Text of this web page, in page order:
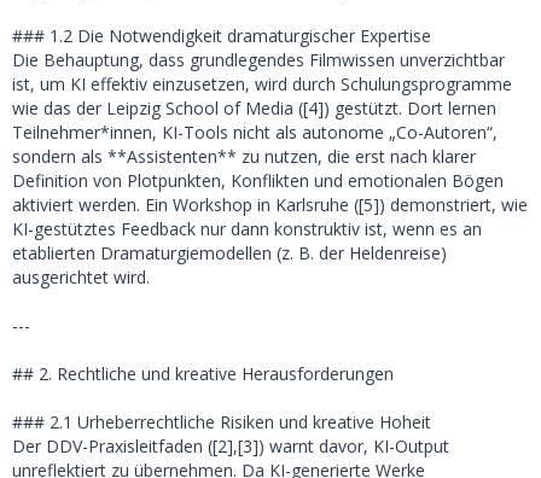
### 1.2 Die Notwendigkeit dramaturgischer Expertise
Die Behauptung, dass grundlegendes Filmwissen unverzichtbar
ist, um KI effektiv einzusetzen, wird durch Schulungsprogramme
wie das der Leipzig School of Media ([4]) gestützt. Dort lernen
Teilnehmer*innen, KI-Tools nicht als autonome „Co-Autoren“,
sondern als **Assistenten** zu nutzen, die erst nach klarer
Definition von Plotpunkten, Konflikten und emotionalen Bögen
aktiviert werden. Ein Workshop in Karlsruhe ([5]) demonstriert, wie
KI-gestütztes Feedback nur dann konstruktiv ist, wenn es an
etablierten Dramaturgiemodellen (z. B. der Heldenreise)
ausgerichtet wird.
---
## 2. Rechtliche und kreative Herausforderungen
### 2.1 Urheberrechtliche Risiken und kreative Hoheit
Der DDV-Praxisleitfaden ([2],[3]) warnt davor, KI-Output
unreflektiert zu übernehmen. Da KI-generierte Werke